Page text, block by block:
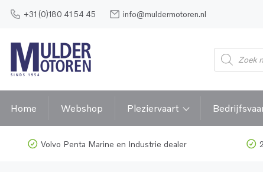
+31 (0)180 41 54 45 info@muldermotoren.nl
Home Webshop Pleziervaart
Volvo Penta Marine en Industrie dealer